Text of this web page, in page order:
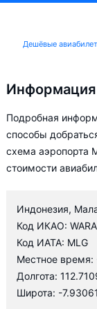
Дешёвые
Информация
Подробная
способы
схема аэропорта
стоимости
Индонезия,
Код ИКАО: WARA
Код ИАТА: MLG
Местное время:
Долгота:
Широта: -